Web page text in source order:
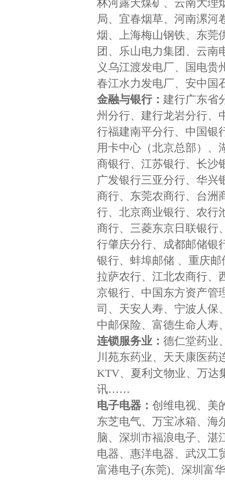
林河露天煤矿、云南大理
局、宜春烟草、河南漯河
烟、上海梅山钢铁、东莞
团、乐山电力集团、云南
义乌江渡发电厂、国电贵
春江水力发电厂、安中
金融与银行： 建行广东省
州分行、建行龙岩分行、
行福建南平分行、中国银
用卡中心（北京总部）、
商银行、江苏银行、长沙
广发银行三亚分行、华兴
商行、东莞农商行、台洲
行、北京商业银行、农行
商行、三菱东京日联银行
行肇庆分行、成都邮储银
银行、蚌埠邮储 、重庆
拉萨农行、江北农商行、
京银行、中国东方资产管
司、天安人寿、宁波人保
中邮保险、富德生命人
连锁服务业： 德仁堂药业
川苑东药业、天天康医药
KTV、夏利文物业、万达
讯……
电子电器： 创维电视、美
东芝电气、万宝冰箱、海
脑、深圳市福浪电子、湛
电器、惠洋电器、武汉工
富港电子(东莞)、深圳富